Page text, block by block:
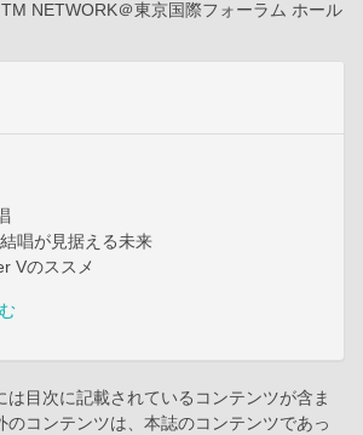
NETWORK＠東京国際フォーラム ホール
唱が見据える未来
Vのススメ
目次に記載されているコンテンツが含ま
のコンテンツは、本誌のコンテンツであっ